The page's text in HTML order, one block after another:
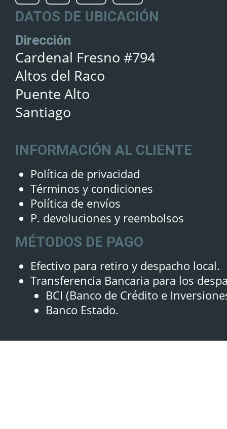
DATOS DE UBICACIÓN
Dirección
Cardenal Fresno #794
Altos del Raco
Puente Alto
Santiago
INFORMACIÓN AL CLIENTE
Política de privacidad
Términos y condiciones
Política de envíos
P. devoluciones y reembolsos
MÉTODOS DE PAGO
Efectivo para retiro y despacho local.
Transferencia Bancaria para los
BCI (Banco de Crédito e
Banco Estado.